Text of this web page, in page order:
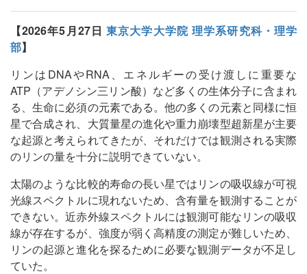
【2026年5月27日 東京大学大学院 理学系研究科・理学
部】
リンはDNAやRNA、エネルギーの受け渡しに重要な
ATP（アデノシン三リン酸）など多くの生体分子に含まれ
る、生命に必須の元素である。他の多くの元素と同様に恒
星で合成され、大質量星の進化や重力崩壊型超新星が主要
な起源と考えられてきたが、それだけでは観測される実際
のリンの量を十分に説明できていない。
太陽のような比較的寿命の長い星ではリンの吸収線が可視
光線スペクトルに現れないため、含有量を観測することが
できない。近赤外線スペクトルには観測可能なリンの吸収
線が存在するが、強度が弱く高精度の測定が難しいため、
リンの起源と進化を探るために必要な観測データが不足し
ていた。